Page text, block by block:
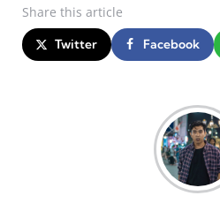
Share this article
Twitter Facebook